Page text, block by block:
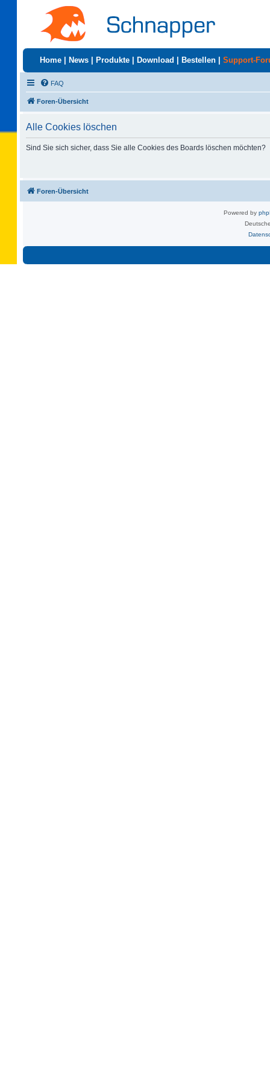
Home News Produkte Download Bestellen Support-
FAQ
Foren-Übersicht
Alle Cookies löschen
Sind Sie sich sicher, dass Sie alle Cookies des Boards löschen möchten?
Foren-Übersicht
Powered by